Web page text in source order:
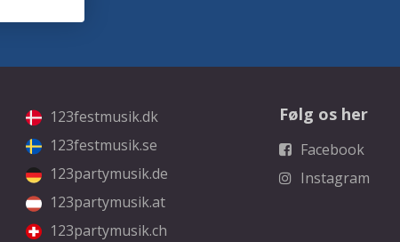
123festmusik.dk
123festmusik.se
123partymusik.de
123partymusik.at
123partymusik.ch
Følg os her
Facebook
Instagram